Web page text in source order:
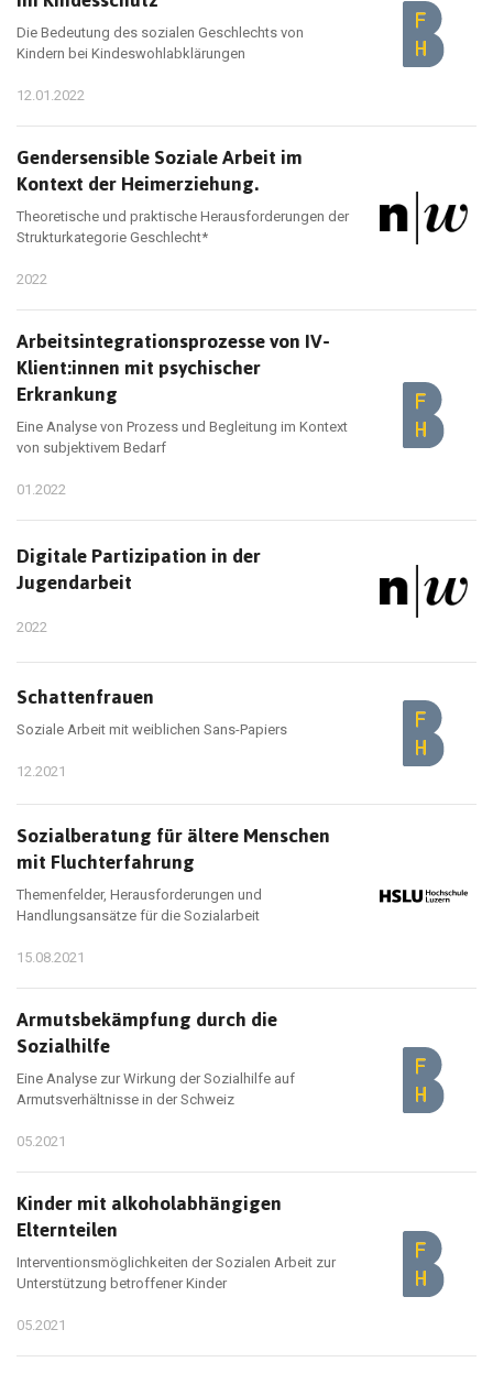
Die Bedeutung des sozialen Geschlechts von
Kindern bei Kindeswohlabklärungen
12.01.2022
Gendersensible Soziale Arbeit im
Kontext der Heimerziehung.
Theoretische und praktische Herausforderungen der
Strukturkategorie Geschlecht*
2022
Arbeitsintegrationsprozesse von IV-
Klient:innen mit psychischer
Erkrankung
Eine Analyse von Prozess und Begleitung im Kontext
von subjektivem Bedarf
01.2022
Digitale Partizipation in der
Jugendarbeit
2022
Schattenfrauen
Soziale Arbeit mit weiblichen Sans-Papiers
12.2021
Sozialberatung für ältere Menschen
mit Fluchterfahrung
Themenfelder, Herausforderungen und
Handlungsansätze für die Sozialarbeit
15.08.2021
Armutsbekämpfung durch die
Sozialhilfe
Eine Analyse zur Wirkung der Sozialhilfe auf
Armutsverhältnisse in der Schweiz
05.2021
Kinder mit alkoholabhängigen
Elternteilen
Interventionsmöglichkeiten der Sozialen Arbeit zur
Unterstützung betroffener Kinder
05.2021